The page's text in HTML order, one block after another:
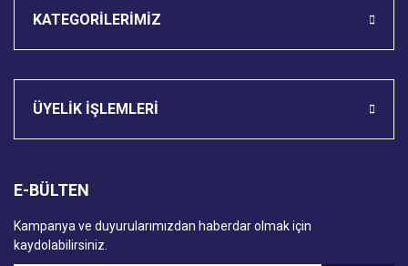
KATEGORİLERİMİZ
ÜYELİK İŞLEMLERİ
E-BÜLTEN
Kampanya ve duyurularımızdan haberdar olmak için
kaydolabilirsiniz.